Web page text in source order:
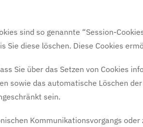
sind so genannte “Session-
Sie diese löschen. Diese Cookies
Sie über das Setzen von Cookies
sowie das automatische Löschen
sein.
Kommunikationsvorgangs